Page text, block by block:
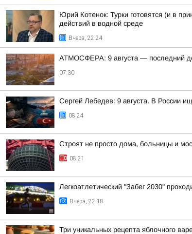
Юрий Котенок: Турки готовятся (и в
действий в водной среде
Вчера, 22:24
АТМОСФЕРА: 9 августа — последний
07:30
Сергей Лебедев: 9 августа. В России
08:24
Строят не просто дома, больницы и
08:21
Легкоатлетический "Забег 2030"
Вчера, 22:18
Три уникальных рецепта яблочного